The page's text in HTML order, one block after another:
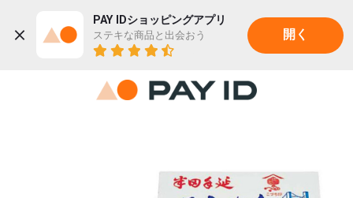
PAY IDショッピングアプリ
ステキな商品と出会おう 開く